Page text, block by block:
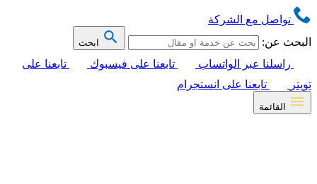
تواصل مع الشركة
البحث عن:
ابحث
راسلنا عبر الواتساب تابعنا على فيسبوك
تابعنا على
تويتر
تابعنا على انستجرام
القائمة